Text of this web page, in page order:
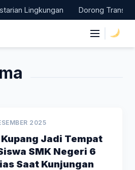
Lingkungan Dorong Transisi
2025
Jadi Tempat
SMK Negeri 6
Saat Kunjungan